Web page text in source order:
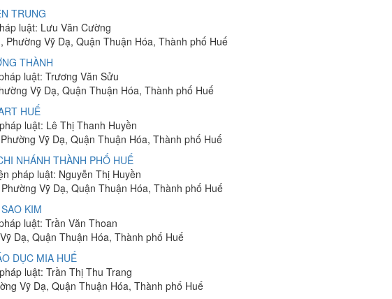
TRUNG
luật: Lưu Văn Cường
Vỹ Dạ, Quận Thuận Hóa, Thành phố Huế
THÀNH
luật: Trương Văn Sửu
Vỹ Dạ, Quận Thuận Hóa, Thành phố Huế
HUẾ
luật: Lê Thị Thanh Huyền
Vỹ Dạ, Quận Thuận Hóa, Thành phố Huế
NHÁNH THÀNH PHỐ HUẾ
pháp luật: Nguyễn Thị Huyền
Vỹ Dạ, Quận Thuận Hóa, Thành phố Huế
KIM
luật: Trần Văn Thoan
Dạ, Quận Thuận Hóa, Thành phố Huế
DỤC MIA HUẾ
luật: Trần Thị Thu Trang
Vỹ Dạ, Quận Thuận Hóa, Thành phố Huế